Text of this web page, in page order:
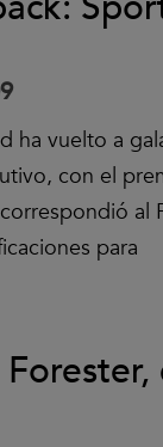
ha vuelto a
con el
al
para